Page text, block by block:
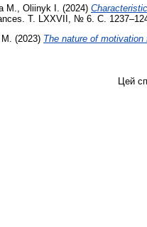
M., Oliinyk I. (2024)
Т. LXXVII, № 6. С.
(2023) The nature of
Цей